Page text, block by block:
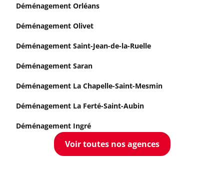
Déménagement Orléans
Déménagement Olivet
Déménagement Saint-Jean-de-la-Ruelle
Déménagement Saran
Déménagement La Chapelle-Saint-Mesmin
Déménagement La Ferté-Saint-Aubin
Déménagement Ingré
Voir toutes nos agences